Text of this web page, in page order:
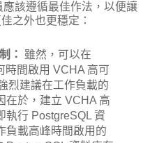
該遵循最佳作法，以便讓
之外也更穩定：
：
雖然，可以在
時間啟用 VCHA 高可
烈建議在工作負載的
在於，建立 VCHA 高
執行 PostgreSQL 資
負載高峰時間啟用的